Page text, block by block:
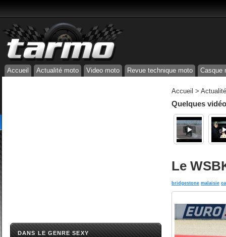
Accueil Actualité moto Video moto Revue technique moto Casque
DANS LE GENRE SEXY
Accueil >
Quelques
Le
bridgestone malaisie